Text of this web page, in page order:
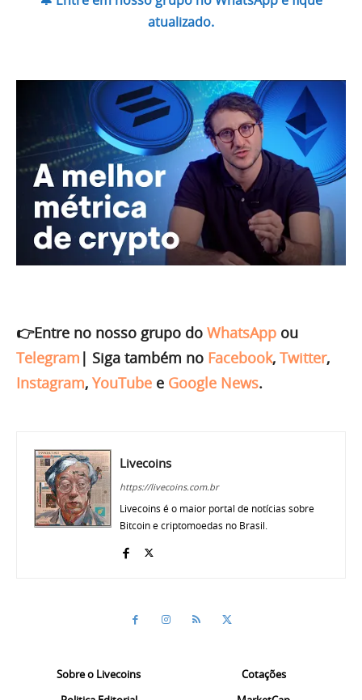
atualizado.
👉Entre no nosso grupo do WhatsApp ou
Telegram | Siga também no Facebook, Twitter,
Instagram, YouTube e Google News.
Livecoins
https://livecoins.com.br
Livecoins é o maior portal de notícias sobre
Bitcoin e criptomoedas no Brasil.
Sobre o Livecoins
Cotações